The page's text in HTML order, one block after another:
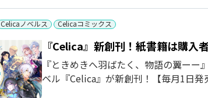
Celicaノベルス Celicaコミックス
『Celica』新創刊！紙書籍は購入
『ときめきへ羽ばたく、物語の翼ー
ベル『Celica』が新創刊！【毎月1日発